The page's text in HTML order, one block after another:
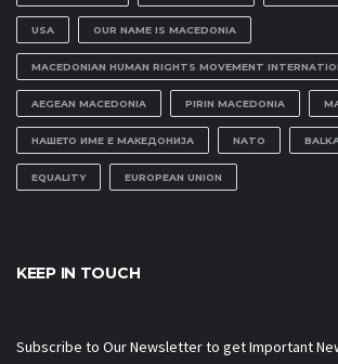
USA OUR NAME IS MACEDONIA
MACEDONIAN HUMAN RIGHTS MOVEMENT
AEGEAN MACEDONIA PIRIN MACEDONIA
НАШЕТО ИМЕ Е МАКЕДОНИЈА NATO
EQUALITY EUROPEAN UNION
KEEP IN TOUCH
Subscribe to Our Newsletter to get Important